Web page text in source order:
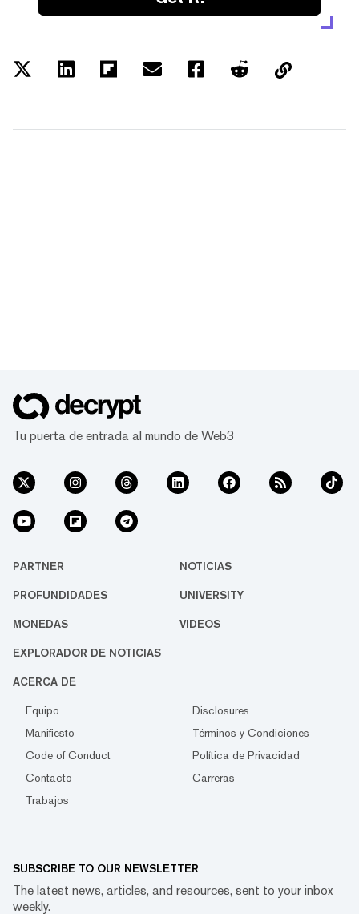
Tu puerta de entrada al mundo de Web3
PARTNER NOTICIAS
PROFUNDIDADES UNIVERSITY
MONEDAS VIDEOS
EXPLORADOR DE NOTICIAS
ACERCA DE
Equipo
Disclosures
Manifiesto
Términos y Condiciones
Code of Conduct
Política de Privacidad
Contacto
Carreras
Trabajos
SUBSCRIBE TO OUR NEWSLETTER
The latest news, articles, and resources, sent to your inbox
weekly.